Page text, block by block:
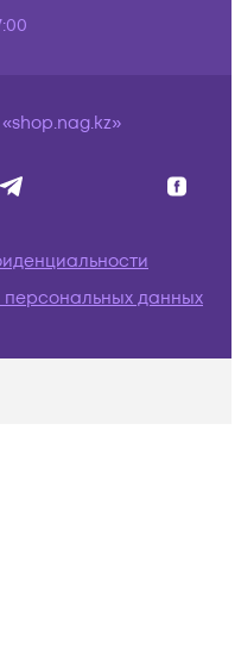
персональных данных